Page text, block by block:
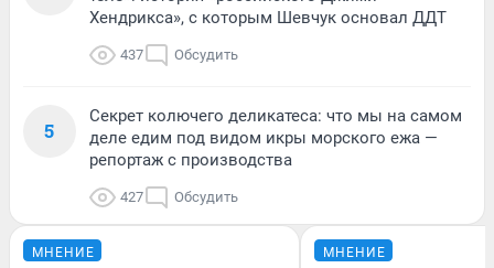
Хендрикса», с которым Шевчук основал ДДТ
437 Обсудить
5
Секрет колючего деликатеса: что мы на самом
деле едим под видом икры морского ежа —
репортаж с производства
427 Обсудить
МНЕНИЕ МНЕНИЕ